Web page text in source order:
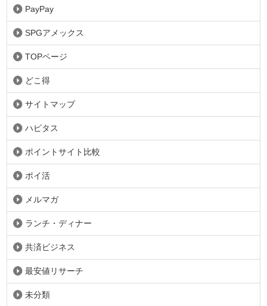
PayPay
SPGアメックス
TOPページ
どこ得
サイトマップ
ハピタス
ポイントサイト比較
ポイ活
メルマガ
ランチ・ディナー
共済ビジネス
最安値リサーチ
未分類